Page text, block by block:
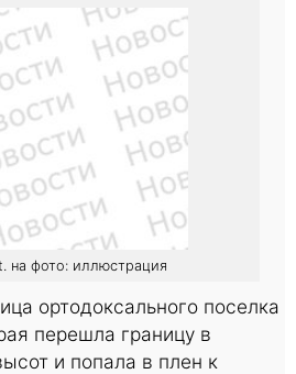
на фото: иллюстрация
ортодоксального поселка
перешла границу в
и попала в плен к